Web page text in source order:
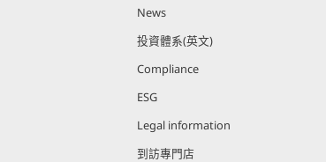
News
投資體系(英文)
Compliance
ESG
Legal information
到訪專門店